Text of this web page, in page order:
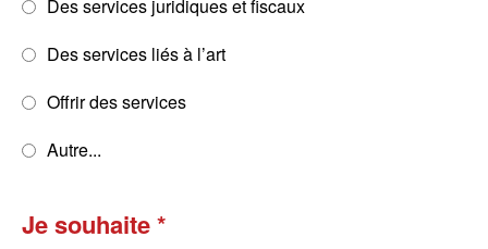
Des services juridiques et fiscaux
Des services liés à l’art
Offrir des services
Autre...
Je souhaite